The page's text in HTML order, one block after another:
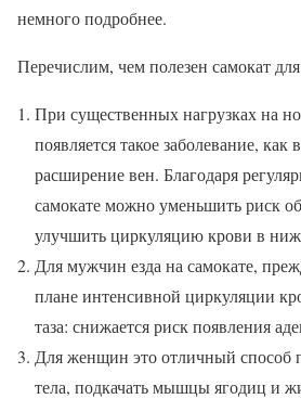
немного подробнее.
Перечислим, чем полезен самокат
При существенных нагрузках на
появляется такое заболевание, как
расширение вен. Благодаря
самокате можно уменьшить риск
улучшить циркуляцию крови в
Для мужчин езда на самокате,
плане интенсивной циркуляции
таза: снижается риск появления
Для женщин это отличный способ
тела, подкачать мышцы ягодиц и